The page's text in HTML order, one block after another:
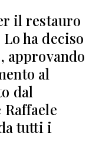
il restauro
ha deciso
approvando
al
dal
tutti i